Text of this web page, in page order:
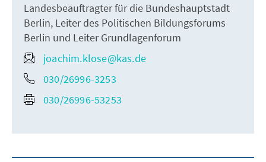
Landesbeauftragter für die Bundeshauptstadt
Berlin, Leiter des Politischen Bildungsforums
Berlin und Leiter Grundlagenforum
joachim.klose@kas.de
030/26996-3253
030/26996-53253